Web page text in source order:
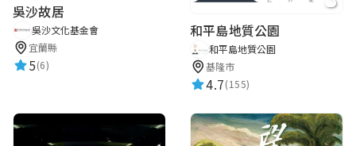
吳沙故居
吳沙文化基金會
宜蘭縣
5(6)
和平島地質公園
和平島地質公園
基隆市
4.7(155)